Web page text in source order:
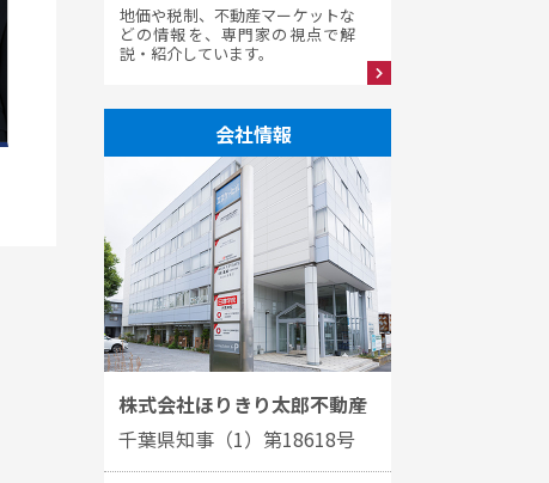
地価や税制、不動産マーケットな
どの情報を、専門家の視点で解
説・紹介しています。
会社情報
株式会社ほりきり太郎不動産
千葉県知事（1）第18618号